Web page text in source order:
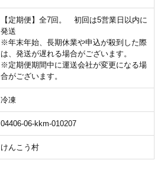
【定期便】全7回。 初回は5営業日以内に
発送
※年末年始、長期休業や申込が殺到した際
は、発送が遅れる場合がございます。
※定期便期間中に運送会社が変更になる場
合がございます。
冷凍
04406-06-kkm-010207
けんこう村